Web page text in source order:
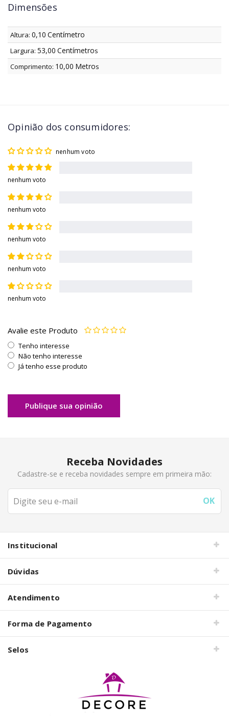
Dimensões
Altura: 0,10 Centímetro
Largura: 53,00 Centímetros
Comprimento: 10,00 Metros
Opinião dos consumidores:
nenhum voto
nenhum voto
nenhum voto
nenhum voto
nenhum voto
nenhum voto
Avalie este Produto
Tenho interesse
Não tenho interesse
Já tenho esse produto
Publique sua opinião
Receba Novidades
Cadastre-se e receba novidades sempre em primeira mão:
Institucional
Dúvidas
Atendimento
Forma de Pagamento
Selos